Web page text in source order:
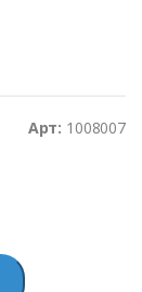
Арт: 1008007